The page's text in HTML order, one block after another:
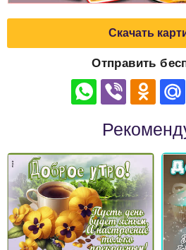
Скачать
Отправить